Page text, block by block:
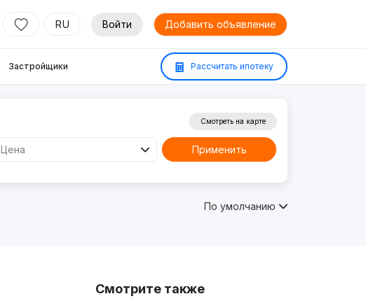
RU Войти Добавить объявление
Застройщики Рассчитать ипотеку
Цена
Смотреть на карте
Применить
По умолчанию
Смотрите также